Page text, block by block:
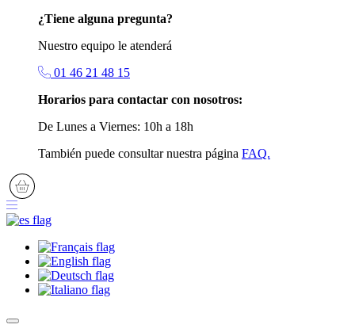
¿Tiene alguna pregunta?
Nuestro equipo le atenderá
01 46 21 48 15
Horarios para contactar con nosotros:
De Lunes a Viernes: 10h a 18h
También puede consultar nuestra página FAQ.